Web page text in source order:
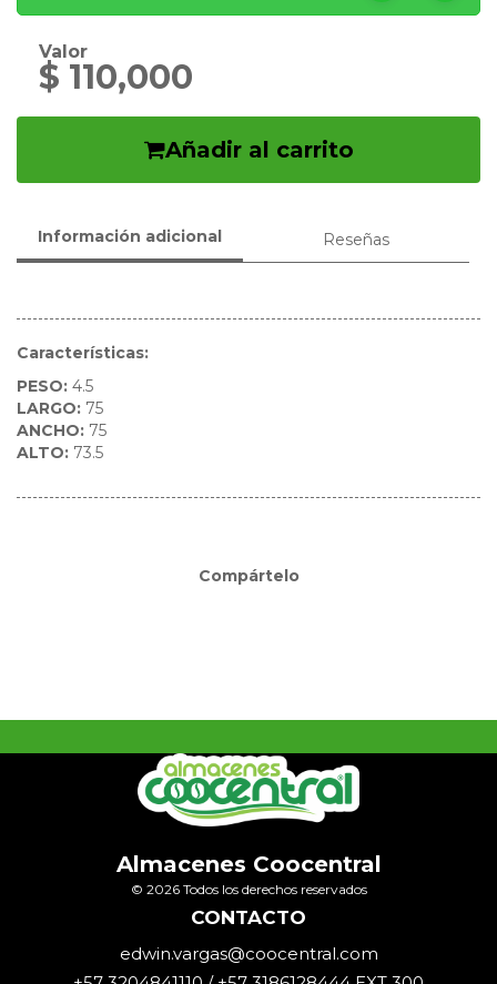
Valor
$ 110,000
Añadir al carrito
Información adicional Reseñas
Características:
PESO: 4.5
LARGO: 75
ANCHO: 75
ALTO: 73.5
Compártelo
Almacenes Coocentral
© 2026 Todos los derechos reservados
CONTACTO
edwin.vargas@coocentral.com